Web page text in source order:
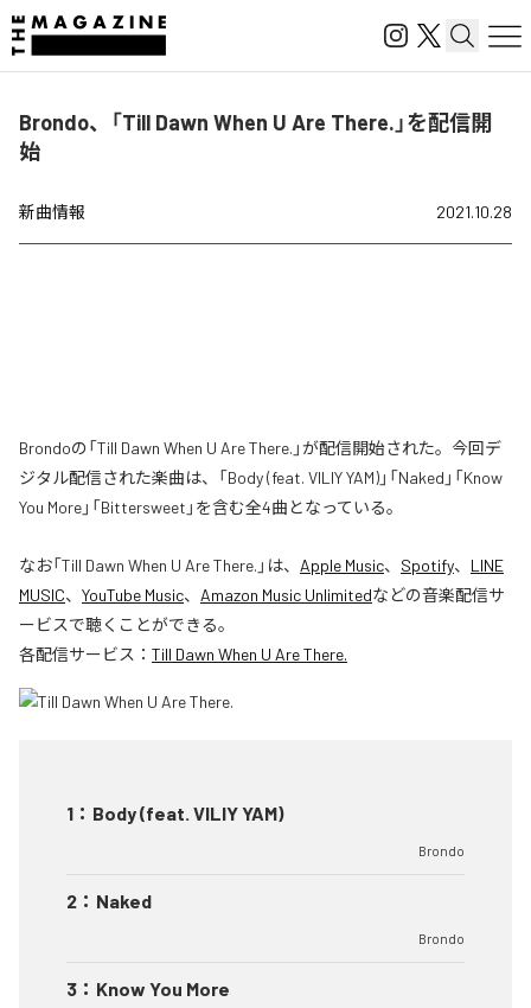
Brondo、「Till Dawn When U Are There.」を配信開
始
新曲情報 2021.10.28
Brondoの「Till Dawn When U Are There.」が配信開始された。今回デ
ジタル配信された楽曲は、「Body (feat. VILIY YAM)」「Naked」「Know
You More」「Bittersweet」を含む全4曲となっている。
なお「Till Dawn When U Are There. 」は、 Apple Music、 Spotify、 LINE
MUSIC、 YouTube Music、 Amazon Music Unlimitedなどの音楽配信サ
ービスで聴くことができる。
各配信サービス： Till Dawn When U Are There.
1 ： Body (feat. VILIY YAM)
Brondo
2 ： Naked
Brondo
3 ： Know You More